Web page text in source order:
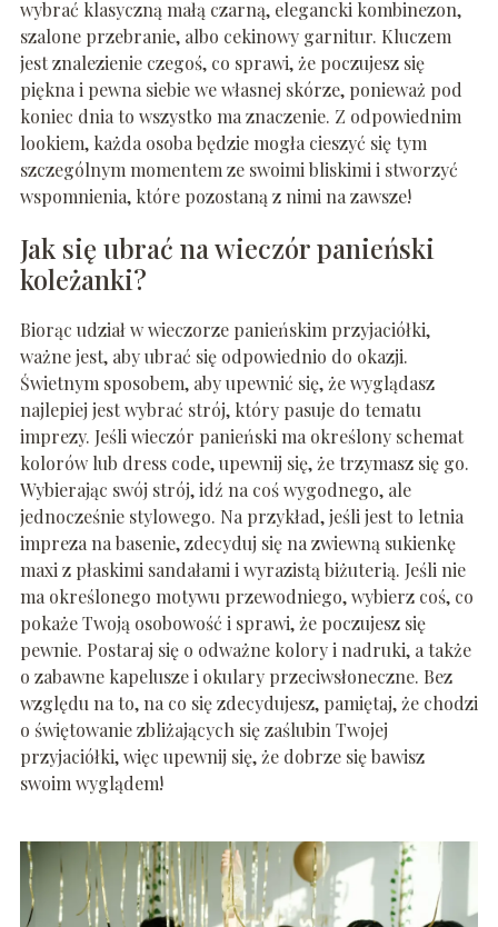
wybrać klasyczną małą czarną, elegancki kombinezon,
szalone przebranie, albo cekinowy garnitur. Kluczem
jest znalezienie czegoś, co sprawi, że poczujesz się
piękna i pewna siebie we własnej skórze, ponieważ pod
koniec dnia to wszystko ma znaczenie. Z odpowiednim
lookiem, każda osoba będzie mogła cieszyć się tym
szczególnym momentem ze swoimi bliskimi i stworzyć
wspomnienia, które pozostaną z nimi na zawsze!
Jak się ubrać na wieczór panieński
koleżanki?
Biorąc udział w wieczorze panieńskim przyjaciółki,
ważne jest, aby ubrać się odpowiednio do okazji.
Świetnym sposobem, aby upewnić się, że wyglądasz
najlepiej jest wybrać strój, który pasuje do tematu
imprezy. Jeśli wieczór panieński ma określony schemat
kolorów lub dress code, upewnij się, że trzymasz się go.
Wybierając swój strój, idź na coś wygodnego, ale
jednocześnie stylowego. Na przykład, jeśli jest to letnia
impreza na basenie, zdecyduj się na zwiewną sukienkę
maxi z płaskimi sandałami i wyrazistą biżuterią. Jeśli nie
ma określonego motywu przewodniego, wybierz coś, co
pokaże Twoją osobowość i sprawi, że poczujesz się
pewnie. Postaraj się o odważne kolory i nadruki, a także
o zabawne kapelusze i okulary przeciwsłoneczne. Bez
względu na to, na co się zdecydujesz, pamiętaj, że chodzi
o świętowanie zbliżających się zaślubin Twojej
przyjaciółki, więc upewnij się, że dobrze się bawisz
swoim wyglądem!